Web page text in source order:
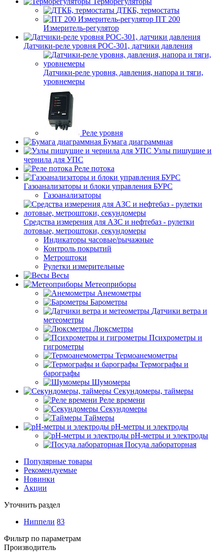
ДТКБ, термостаты
ПТ 200
Измеритель-регулятор
Датчики-реле уровня РОС-301, датчики давления
Датчики-реле уровня, давления, напора и тяги,
уровнемеры
Реле уровня
Бумага диаграммная
Узлы пишущие и
чернила для УПС
Реле потока
Газоанализаторы и блоки управления БУРС
Газоанализаторы
Средства измерения для АЗС и нефтебаз - рулетки
лотовые, метроштоки, секундомеры
Индикаторы часовые/рычажные
Контроль покрытий
Метроштоки
Рулетки измерительные
Весы
Метеоприборы
Анемометры
Барометры
Датчики ветра и
метеометры
Люксметры
Психрометры и
гигрометры
Термоанемометры
Термографы и
барографы
Шумомеры
Секундомеры, таймеры
Реле времени
Секундомеры
Таймеры
pH-метры и электроды
pH-метры и электроды
Посуда лабораторная
Популярные товары
Рекомендуемые
Новинки
Акции
Уточнить раздел
Ниппели 83
Фильтр по параметрам
Производитель